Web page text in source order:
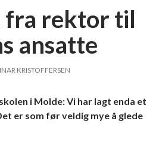
fra rektor til
ansatte
KRISTOFFERSEN
i Molde: Vi har lagt enda et
er som før veldig mye å glede